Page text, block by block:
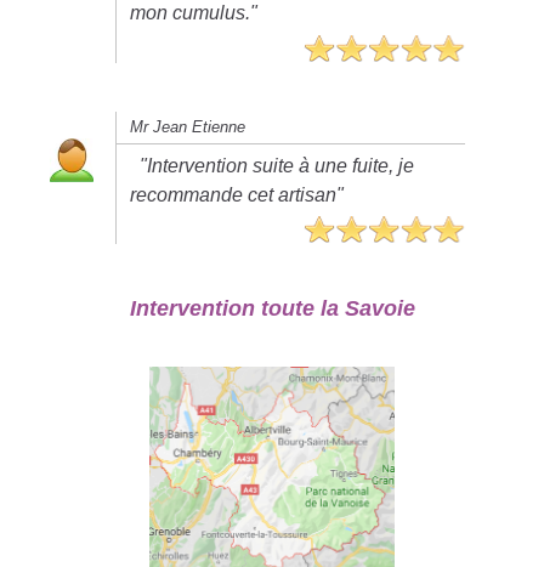
mon cumulus."
Mr Jean Etienne
"Intervention suite à une fuite, je
recommande cet artisan"
Intervention toute la Savoie